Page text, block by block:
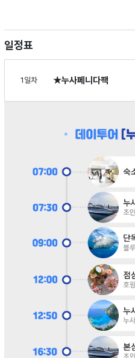
일정표
1일차 ★누사페니다팩